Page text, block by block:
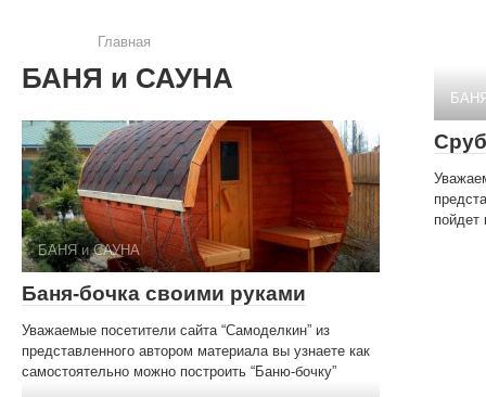
Главная
БАНЯ и САУНА
БАНЯ и САУНА
Баня-бочка своими руками
Уважаемые посетители сайта “Самоделкин” из
представленного автором материала вы узнаете как
самостоятельно можно построить “Баню-бочку”
пойдет